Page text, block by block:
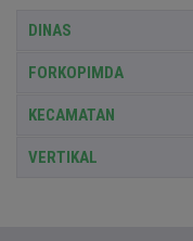
DINAS
FORKOPIMDA
KECAMATAN
VERTIKAL